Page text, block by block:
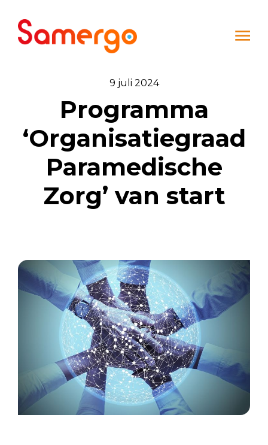
9 juli 2024
Programma
‘Organisatiegraad
Paramedische
Zorg’ van start